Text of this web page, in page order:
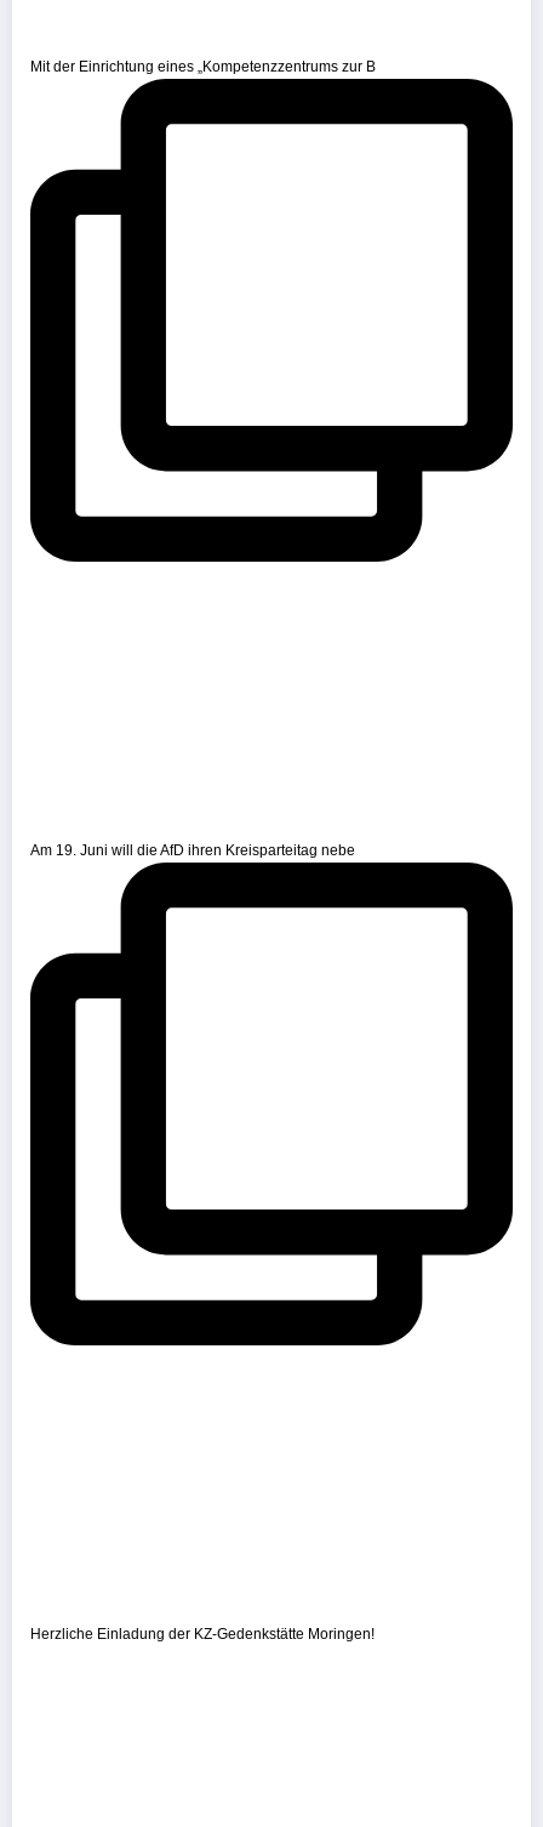
Mit der Einrichtung eines „Kompetenzzentrums zur B
Am 19. Juni will die AfD ihren Kreisparteitag nebe
Herzliche Einladung der KZ-Gedenkstätte Moringen!